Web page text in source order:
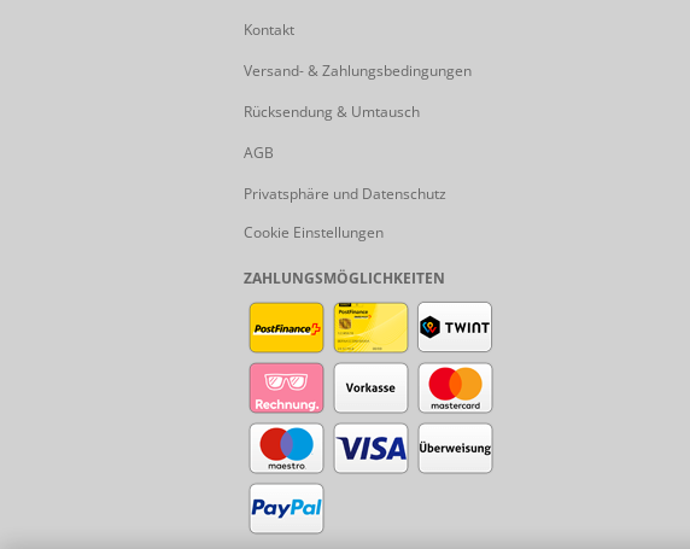
Kontakt
Versand- & Zahlungsbedingungen
Rücksendung & Umtausch
AGB
Privatsphäre und Datenschutz
Cookie Einstellungen
ZAHLUNGSMÖGLICHKEITEN